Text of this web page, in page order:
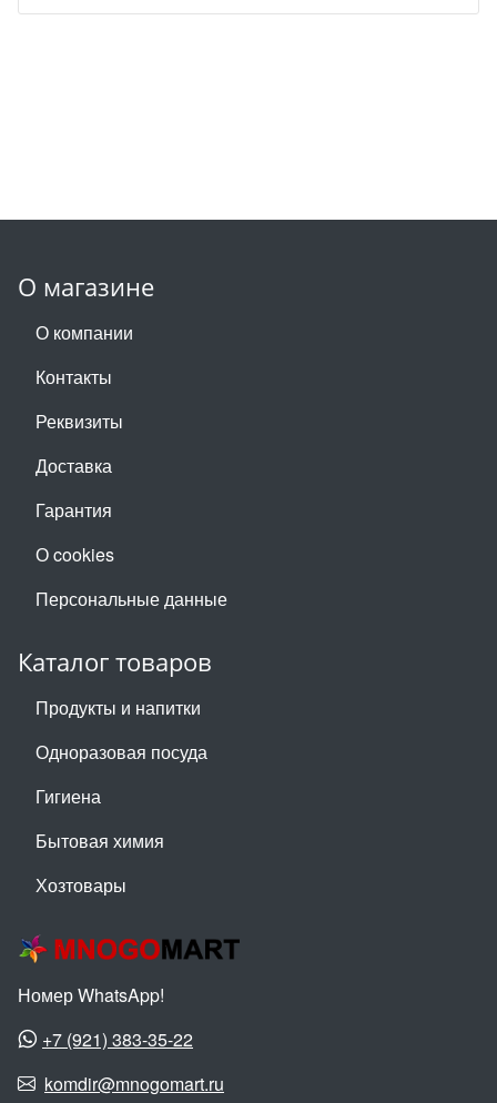
О магазине
О компании
Контакты
Реквизиты
Доставка
Гарантия
О cookies
Персональные данные
Каталог товаров
Продукты и напитки
Одноразовая посуда
Гигиена
Бытовая химия
Хозтовары
Номер WhatsApp!
+7 (921) 383-35-22
komdir@mnogomart.ru